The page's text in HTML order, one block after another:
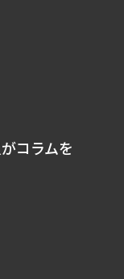
コラムを